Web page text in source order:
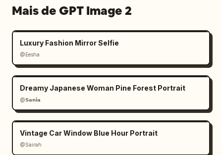
Mais de GPT Image 2
Luxury Fashion Mirror Selfie
@Eesha
Dreamy Japanese Woman Pine Forest Portrait
@𝗦𝗮𝗻𝗶𝗮
Vintage Car Window Blue Hour Portrait
@Sairah